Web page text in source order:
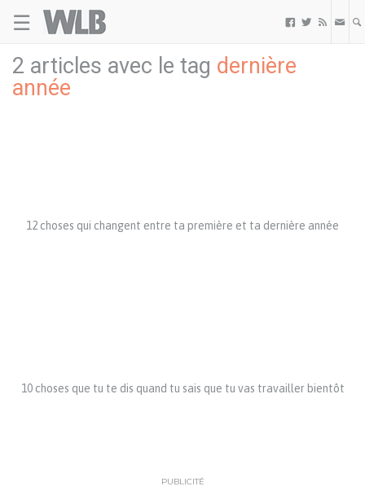
☰   
2 articles avec le tag dernière
année
12 choses qui changent entre ta première et ta dernière année
10 choses que tu te dis quand tu sais que tu vas travailler bientôt
PUBLICITÉ